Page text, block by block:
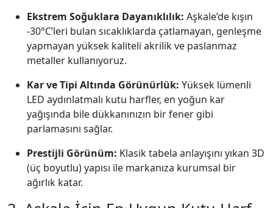
Ekstrem Soğuklara Dayanıklılık: Aşkale’de kışın
-30°C’leri bulan sıcaklıklarda çatlamayan, genleşme
yapmayan yüksek kaliteli akrilik ve paslanmaz
metaller kullanıyoruz.
Kar ve Tipi Altında Görünürlük: Yüksek lümenli
LED aydınlatmalı kutu harfler, en yoğun kar
yağışında bile dükkanınızın bir fener gibi
parlamasını sağlar.
Prestijli Görünüm: Klasik tabela anlayışını yıkan 3D
(üç boyutlu) yapısı ile markanıza kurumsal bir
ağırlık katar.